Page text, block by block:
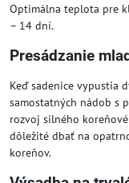
Optimálna teplota pre
– 14 dní.
Presádzanie
Keď sadenice vypustia
samostatných nádob s
rozvoj silného
dôležité dbať na
koreňov.